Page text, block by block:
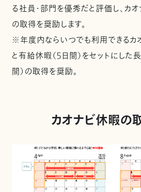
る社員・部門を優秀だと評価し、カ
の取得を奨励します。
※年度内ならいつでも利用できるカ
と有給休暇（5日間）をセットにした
間）の取得を奨励。
カオナビ休暇の